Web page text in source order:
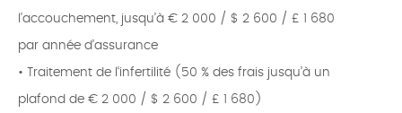
l’accouchement, jusqu’à € 2 000 / $ 2 600 / £ 1 680
par année d’assurance
• Traitement de l‘infertilité (50 % des frais jusqu’à un
plafond de € 2 000 / $ 2 600 / £ 1 680)